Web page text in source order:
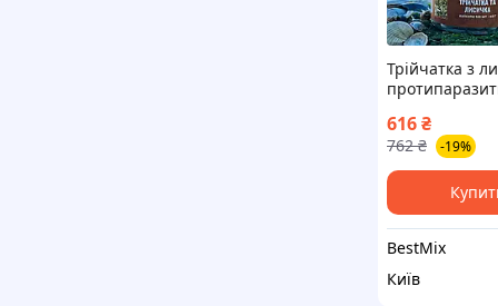
Трійчатка з
капсулах 120
г
616₴
762 ₴ -19%
BestMix
Київ